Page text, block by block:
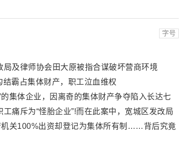
字号
及律师协会田大原被指合谋破坏营商环境
结霸占集体财产，职工泣血维权
集体企业，因离奇的集体财产争夺陷入长达七
痛斥为“怪胎企业”!而在此案中，宽城区发改局
机关100%出资却登记为集体所有制……背后究竟